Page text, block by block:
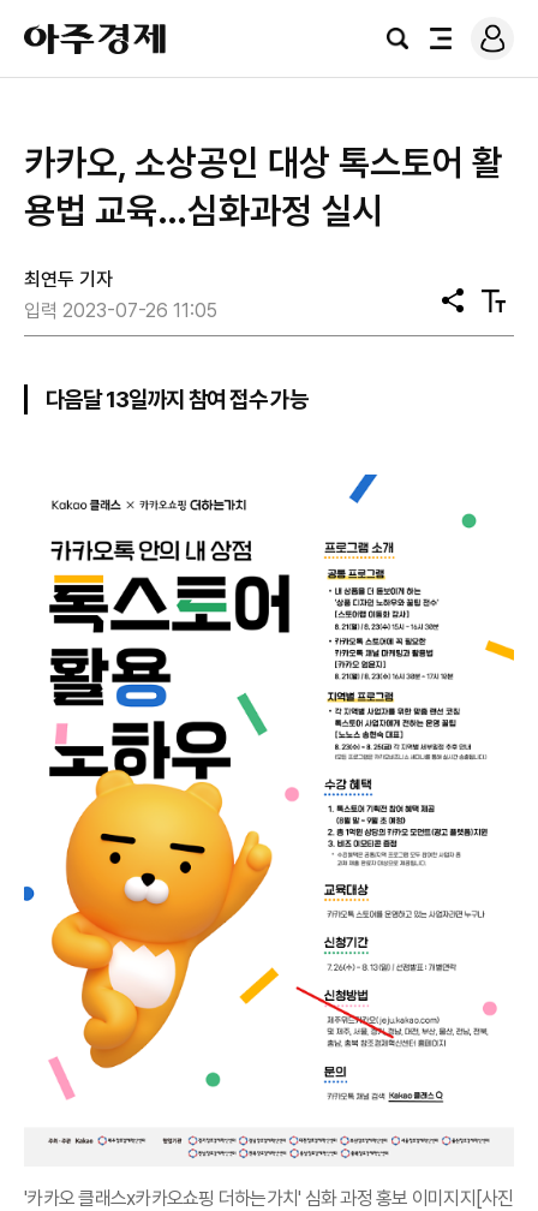
아
주
경
검
전
로
그
카카오, 소상공인 대상 톡스토어 활
용법 교육…심화과정 실시
최연두 기자
입력 2023-07-26 11:05
공
유
텍
스
다음달 13일까지 참여 접수 가능
'카카오 클래스x카카오쇼핑 더하는가치' 심화 과정 홍보 이미지지[사진